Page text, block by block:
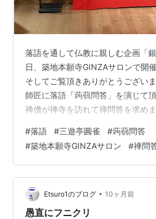
落語を通して仏教に親しむ企画「
日、築地本願寺GINZAサロンで開
そしてご覧頂きありがとうござい
師匠に落語「蒟蒻問答」を演じて
禅僧が禅寺を訪れて禅問答を求め
そのつもりはなかったのですが、
教の教えと受け取りました。 その
うちにしていること」について話
屋の主人は知らず知らずのうちに
たと言えます。実際、日本の宝く
祉事業に充てられています。これ
#落語 #三遊亭圓雀 #蒟蒻問答
#築地本願寺GINZAサロン #禅問
Etsuro1のブログ • 10ヶ月前
愚直にフニクリ